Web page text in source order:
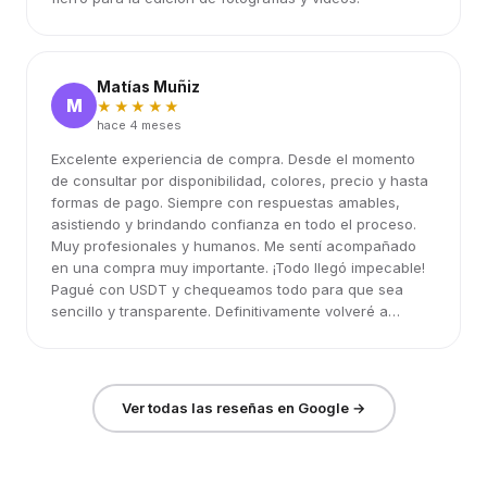
M
Matías Muñiz
★★★★★
hace 4 meses
Excelente experiencia de compra. Desde el momento
de consultar por disponibilidad, colores, precio y hasta
formas de pago. Siempre con respuestas amables,
asistiendo y brindando confianza en todo el proceso.
Muy profesionales y humanos. Me sentí acompañado
en una compra muy importante. ¡Todo llegó impecable!
Pagué con USDT y chequeamos todo para que sea
sencillo y transparente. Definitivamente volveré a
Ver todas las reseñas en Google →